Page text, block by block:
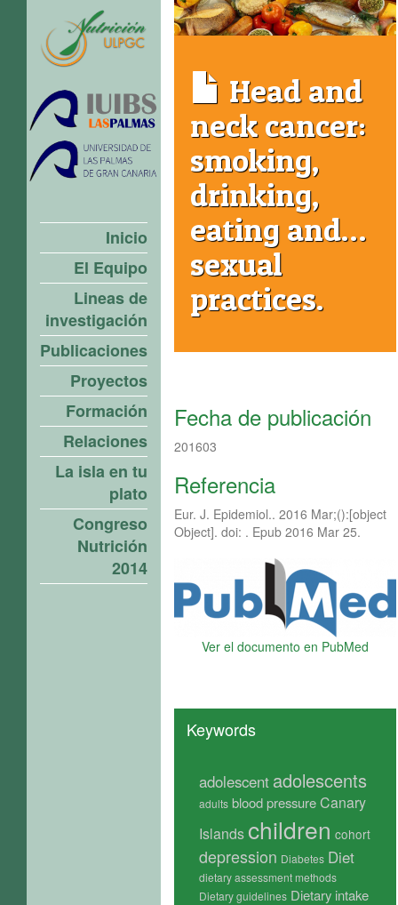
Inicio
El Equipo
Lineas de
investigación
Publicaciones
Proyectos
Formación
Relaciones
La isla en tu
plato
Congreso
Nutrición
2014
Head and
neck cancer:
smoking,
drinking,
eating and…
sexual
practices.
Fecha de publicación
201603
Referencia
Eur. J. Epidemiol.. 2016 Mar;():[object
Object]. doi: . Epub 2016 Mar 25.
Ver el documento en PubMed
Keywords
adolescent adolescents
adults blood pressureCanary
Islands children cohort
depression Diabetes Diet
dietary assessment methods
Dietary guidelines Dietary intake